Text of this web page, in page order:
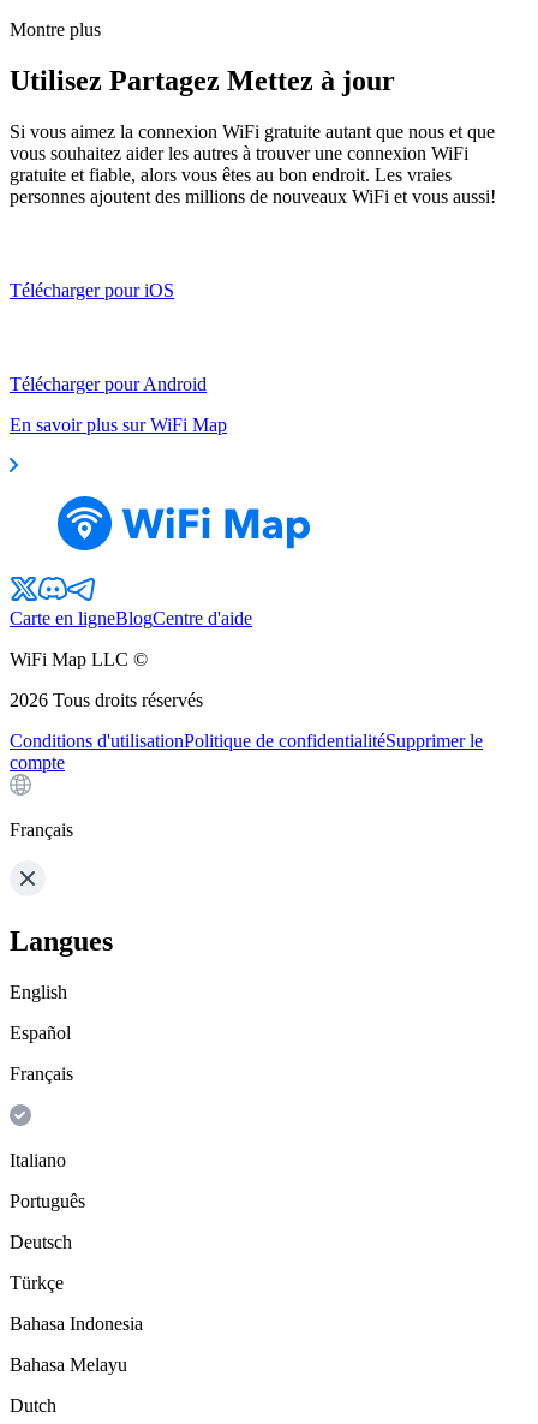
Montre plus
Utilisez Partagez Mettez à jour
Si vous aimez la connexion WiFi gratuite autant que nous et que
vous souhaitez aider les autres à trouver une connexion WiFi
gratuite et fiable, alors vous êtes au bon endroit. Les vraies
personnes ajoutent des millions de nouveaux WiFi et vous aussi!
Télécharger pour iOS
Télécharger pour Android
En savoir plus sur WiFi Map
Carte en ligneBlogCentre d'aide
WiFi Map LLC ©
2026 Tous droits réservés
Conditions d'utilisationPolitique de confidentialitéSupprimer le
compte
Français
Langues
English
Español
Français
Italiano
Português
Deutsch
Türkçe
Bahasa Indonesia
Bahasa Melayu
Dutch